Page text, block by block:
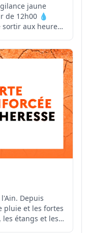
jaune
12h00 💧
de
contactez le 15
pluie et les fortes
étangs et les